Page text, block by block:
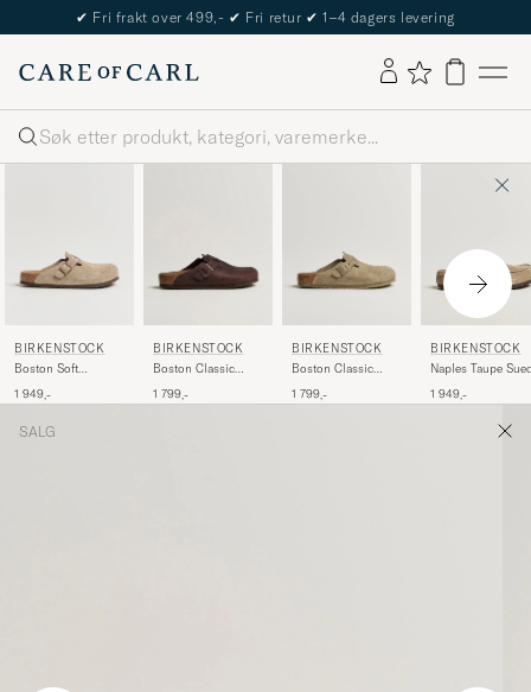
✔ Fri frakt over 499,- ✔ Fri retur ✔ 1–4 dagers levering
Søk
BIRKENSTOCK
Boston Soft
Suede
1 949,-
BIRKENSTOCK
Boston Classic
Oiled Leather
1 799,-
BIRKENSTOCK
Boston Classic
Khaki Suede
1 799,-
BIRKENSTOCK
Naples Taupe
1 949,-
SALG